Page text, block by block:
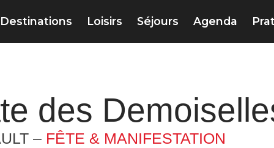
Destinations Loisirs Séjours Agenda
des
– FÊTE & MANIFESTATION